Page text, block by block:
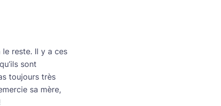
reste. Il y a ces
sont
toujours très
sa mère,